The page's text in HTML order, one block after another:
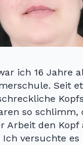
ich 16 Jahre
Seit
so schlimm,
Arbeit den Kopf
versuchte